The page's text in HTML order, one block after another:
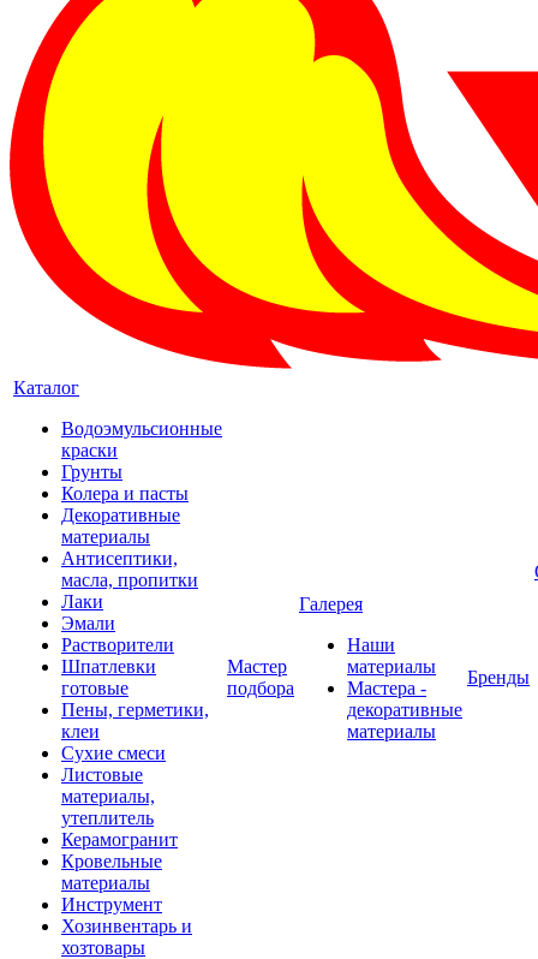
Каталог
Водоэмульсионные
краски
Грунты
Колера и пасты
Декоративные
материалы
Антисептики,
масла, пропитки
Лаки
Эмали
Растворители
Шпатлевки
готовые
Пены, герметики,
клеи
Сухие смеси
Листовые
материалы,
утеплитель
Керамогранит
Кровельные
материалы
Инструмент
Хозинвентарь и
хозтовары
Мастер
подбора
Галерея
Наши
материалы
Мастера -
декоративные
материалы
Бренды